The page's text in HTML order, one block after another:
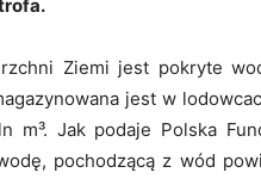
Ziemi jest pokryte
jest w
m³. Jak podaje Polska
pochodzącą z wód